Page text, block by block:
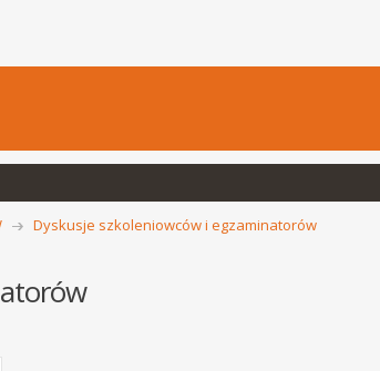
Dyskusje szkoleniowców i egzaminatorów